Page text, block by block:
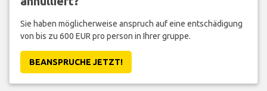
Sie haben möglicherweise anspruch auf eine entschädigung
von bis zu 600 EUR pro person in Ihrer gruppe.
BEANSPRUCHE JETZT!